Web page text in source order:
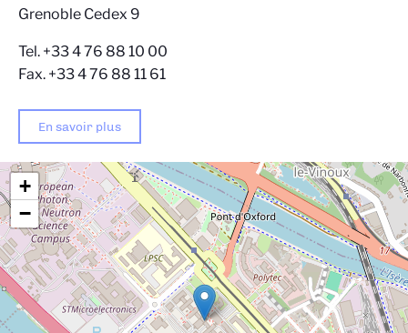
+
−
Grenoble Cedex 9
Tel. +33 4 76 88 10 00
Fax. +33 4 76 88 11 61
En savoir plus